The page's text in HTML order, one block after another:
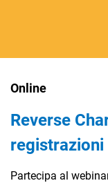
Online
Reverse
Partecipa al